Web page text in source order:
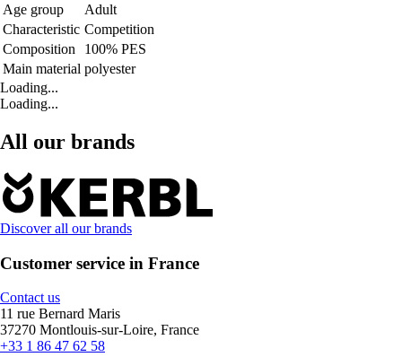
Age group
Adult
Characteristic Competition
Composition
100% PES
Main material polyester
Loading...
Loading...
All our brands
Discover all our brands
Customer service in France
Contact us
11 rue Bernard Maris
37270 Montlouis-sur-Loire, France
+33 1 86 47 62 58